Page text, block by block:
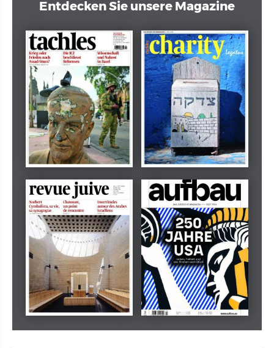
Entdecken Sie unsere Magazine
Dezember 2024
tachles
März 2026
Beilage